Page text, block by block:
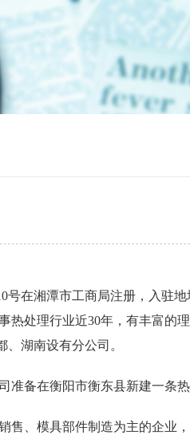
号在湘潭市工商局注册，入驻
处理行业近30年，有丰富的
湖南设有分公司。
备在衡阳市衡东县新建一条热
、模具部件制造为主的企业